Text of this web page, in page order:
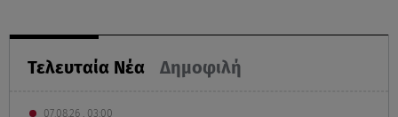
Τελευταία Νέα Δημοφιλή
07.08.26 , 03:00